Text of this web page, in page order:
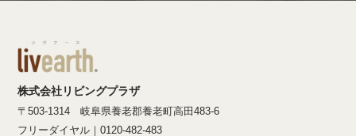
株式会社リビングプラザ
〒503-1314 岐阜県養老郡養老町高田483-6
フリーダイヤル｜0120-482-483